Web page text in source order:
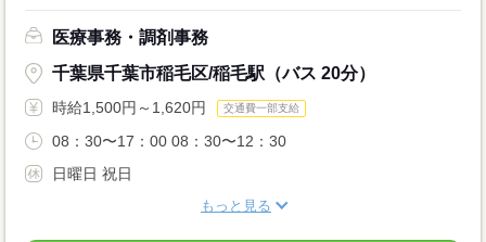
医療事務・調剤事務
千葉県千葉市稲毛区/稲毛駅（バス 20分）
時給1,500円～1,620円 交通費一部支給
08：30〜17：00 08：30〜12：30
日曜日 祝日
もっと見る